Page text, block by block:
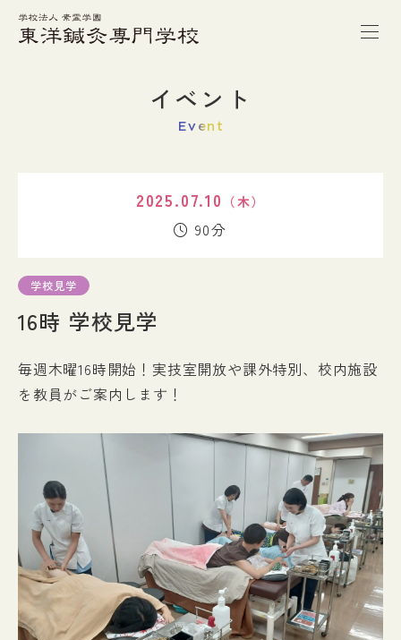
キャンパスライフ
進路・就職
入試情報
イベント
お知らせ
よくある質問
お問い合わせ
個人情報保護方針
アクセス
附属臨床施設
イベント
Event
2025.07.10 （木）
90分
学校見学
16時 学校見学
毎週木曜16時開始！実技室開放や課外特別、校内施設
を教員がご案内します！